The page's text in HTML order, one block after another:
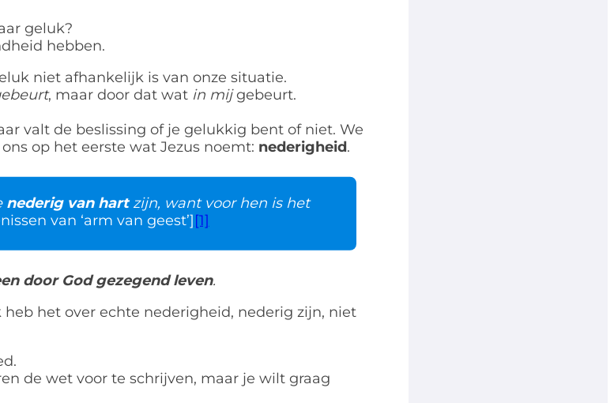
geluk?
hebben.
niet afhankelijk is van onze situatie.
, maar door dat wat in mijgebeurt.
valt de beslissing of je gelukkig bent of niet. We
op het eerste wat Jezus noemt: nederigheid.
nederig van hartzijn, want voor hen is het
van ‘arm van geest’][1]
door God gezegend leven.
het over echte nederigheid, nederig zijn, niet
de wet voor te schrijven, maar je wilt graag